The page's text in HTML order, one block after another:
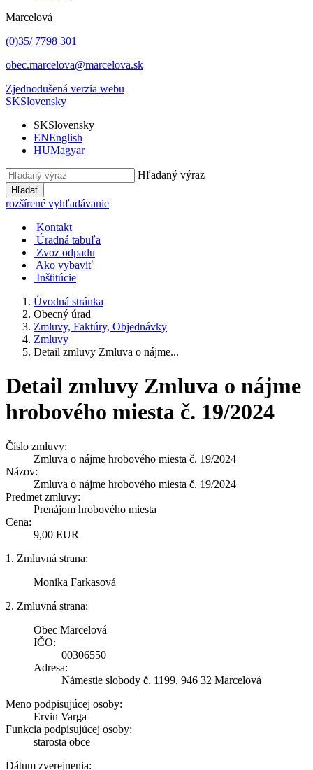
Marcelová
(0)35/ 7798 301
obec.marcelova@marcelova.sk
Zjednodušená verzia webu
SKSlovensky
SKSlovensky
ENEnglish
HUMagyar
Hľadaný výraz
Hľadať
rozšírené vyhľadávanie
Kontakt
Úradná tabuľa
Zvoz odpadu
Ako vybaviť
Inštitúcie
Úvodná stránka
Obecný úrad
Zmluvy, Faktúry, Objednávky
Zmluvy
Detail zmluvy Zmluva o nájme...
Detail zmluvy Zmluva o nájme
hrobového miesta č. 19/2024
Číslo zmluvy:
Zmluva o nájme hrobového miesta č. 19/2024
Názov:
Zmluva o nájme hrobového miesta č. 19/2024
Predmet zmluvy:
Prenájom hrobového miesta
Cena:
9,00 EUR
1. Zmluvná strana:
Monika Farkasová
2. Zmluvná strana:
Obec Marcelová
IČO:
00306550
Adresa:
Námestie slobody č. 1199, 946 32 Marcelová
Meno podpisujúcej osoby:
Ervin Varga
Funkcia podpisujúcej osoby:
starosta obce
Dátum zverejnenia: